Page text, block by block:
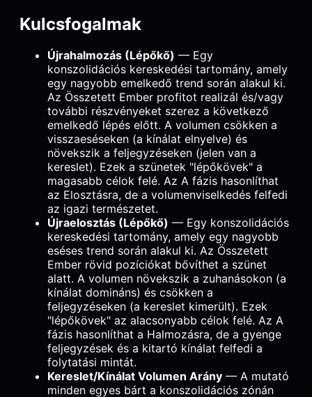
Kulcsfogalmak
Újrahalmozás (Lépőkő) — Egy
konszolidációs kereskedési tartomány, amely
egy nagyobb emelkedő trend során alakul ki.
Az Összetett Ember profitot realizál és/vagy
további részvényeket szerez a következő
emelkedő lépés előtt. A volumen csökken a
visszaeséseken (a kínálat elnyelve) és
növekszik a feljegyzéseken (jelen van a
kereslet). Ezek a szünetek "lépőkövek" a
magasabb célok felé. Az A fázis hasonlíthat
az Elosztásra, de a volumenviselkedés felfedi
az igazi természetet.
Újraelosztás (Lépőkő) — Egy konszolidációs
kereskedési tartomány, amely egy nagyobb
eséses trend során alakul ki. Az Összetett
Ember rövid pozíciókat bővíthet a szünet
alatt. A volumen növekszik a zuhanásokon (a
kínálat domináns) és csökken a
feljegyzéseken (a kereslet kimerült). Ezek
"lépőkövek" az alacsonyabb célok felé. Az A
fázis hasonlíthat a Halmozásra, de a gyenge
feljegyzések és a kitartó kínálat felfedi a
folytatási mintát.
Kereslet/Kínálat Volumen Arány — A mutató
minden egyes bárt a konszolidációs zónán